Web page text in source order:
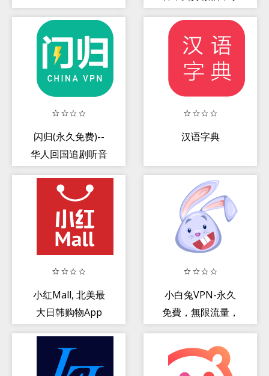
闪归(永久免费)--
华人回国追剧听音
汉语字典
小红Mall, 北美最
大日韩购物App
小白兔VPN-永久
免費，無限流量，